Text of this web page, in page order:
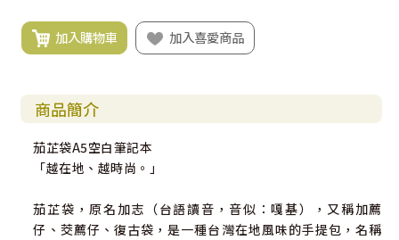
加入購物車 加入喜愛商品
商品簡介
茄芷袋A5空白筆記本
「越在地、越時尚。」
茄芷袋，原名加志（台語讀音，音似：嘎基），又稱加薦
仔、茭薦仔、復古袋，是一種台灣在地風味的手提包，名稱